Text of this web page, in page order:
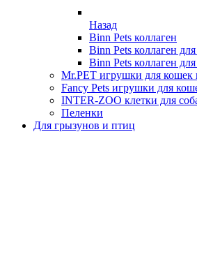
Назад
Binn Pets коллаген
Binn Pets коллаген
Binn Pets коллаген
Mr.PET игрушки для кошек
Fancy Pets игрушки для
INTER-ZOO клетки для
Пеленки
Для грызунов и птиц